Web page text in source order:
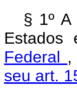
§ 1º
Estados
Federal
seu art.